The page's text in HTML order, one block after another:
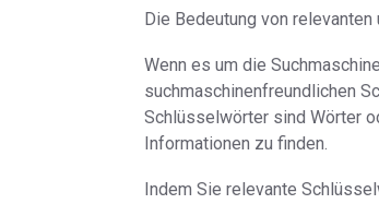
Die Bedeutung von
Wenn es um die
suchmaschinenfreundlichen
Schlüsselwörter sind Wörter
Informationen zu finden.
Indem Sie relevante